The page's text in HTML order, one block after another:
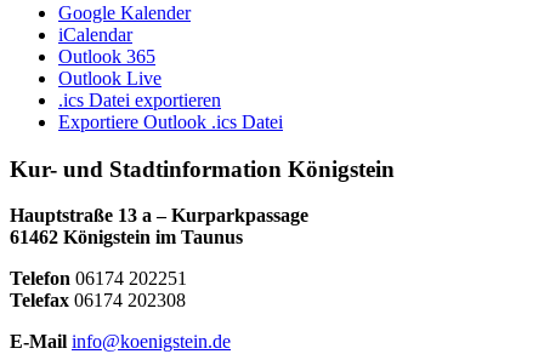
Google Kalender
iCalendar
Outlook 365
Outlook Live
.ics Datei exportieren
Exportiere Outlook .ics Datei
Kur- und Stadtinformation Königstein
Hauptstraße 13 a – Kurparkpassage
61462 Königstein im Taunus
Telefon 06174 202251
Telefax 06174 202308
E-Mail info@koenigstein.de